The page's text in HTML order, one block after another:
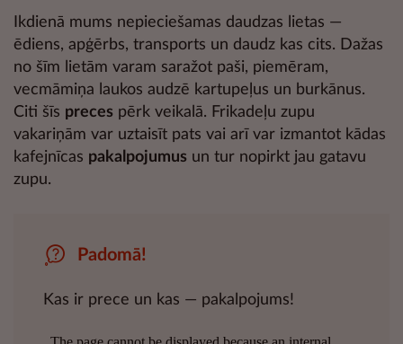
Ikdienā mums nepieciešamas daudzas lietas —
ēdiens, apģērbs, transports un daudz kas cits. Dažas
no šīm lietām varam saražot paši, piemēram,
vecmāmiņa laukos audzē kartupeļus un burkānus.
Citi šīs preces pērk veikalā. Frikadeļu zupu
vakariņām var uztaisīt pats vai arī var izmantot kādas
kafejnīcas pakalpojumus un tur nopirkt jau gatavu
zupu.
Padomā!
Kas ir prece un kas — pakalpojums!